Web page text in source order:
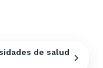
de salud